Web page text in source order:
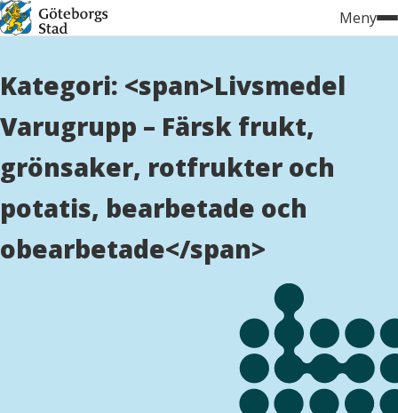
Hoppa
till
Meny
Kategori: <span>Livsmedel
Varugrupp – Färsk frukt,
grönsaker, rotfrukter och
potatis, bearbetade och
obearbetade</span>